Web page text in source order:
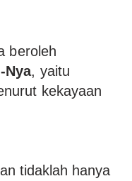
beroleh
Nya, yaitu
kekayaan
tidaklah hanya